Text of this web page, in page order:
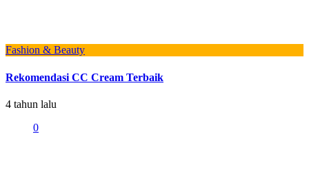
Fashion & Beauty
Rekomendasi CC Cream Terbaik
4 tahun lalu
0